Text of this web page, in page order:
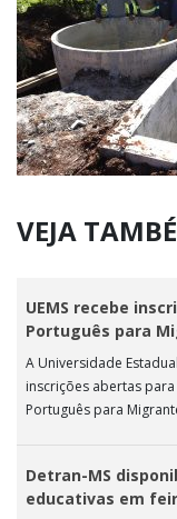
VEJA
UEMS recebe
Português para
A Universidade
inscrições abertas
Português para
Detran-MS
educativas em